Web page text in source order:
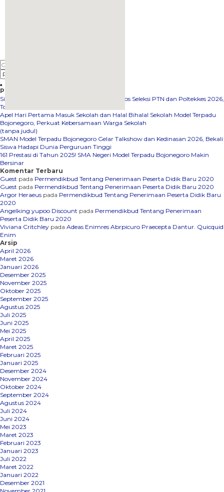
embedgooglemap.net
Pos-pos Terbaru
Siswa SMAN Model Terpadu Bojonegoro Lolos Seleksi PTN dan Poltekkes 2026,
Torehkan Prestasi Membanggakan
Apel Hari Pertama Masuk Sekolah dan Halal Bihalal Sekolah Model Terpadu
Bojonegoro, Perkuat Kebersamaan Warga Sekolah
(tanpa judul)
SMAN Model Terpadu Bojonegoro Gelar Talkshow dan Kedinasan 2026, Bekali
Siswa Hadapi Dunia Perguruan Tinggi
161 Prestasi di Tahun 2025! SMA Negeri Model Terpadu Bojonegoro Makin
Bersinar
Komentar Terbaru
Guest pada Permendikbud Tentang Penerimaan Peserta Didik Baru 2020
Guest pada Permendikbud Tentang Penerimaan Peserta Didik Baru 2020
Argor Heraeus pada Permendikbud Tentang Penerimaan Peserta Didik Baru
2020
Angelking yupoo Discount pada Permendikbud Tentang Penerimaan
Peserta Didik Baru 2020
Viviana Critchley pada Adeas Enimres Abrpicuro Praecepta Dantur. Quicquid
Enim
Arsip
April 2026
Maret 2026
Januari 2026
Desember 2025
November 2025
Oktober 2025
September 2025
Agustus 2025
Juli 2025
Juni 2025
Mei 2025
April 2025
Maret 2025
Februari 2025
Januari 2025
Desember 2024
November 2024
Oktober 2024
September 2024
Agustus 2024
Juli 2024
Juni 2024
Mei 2023
Maret 2023
Februari 2023
Januari 2023
Juli 2022
Maret 2022
Januari 2022
Desember 2021